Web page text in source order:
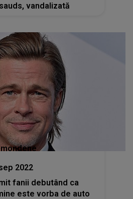
vandalizată
2022
fanii debutând ca
este vorba de auto